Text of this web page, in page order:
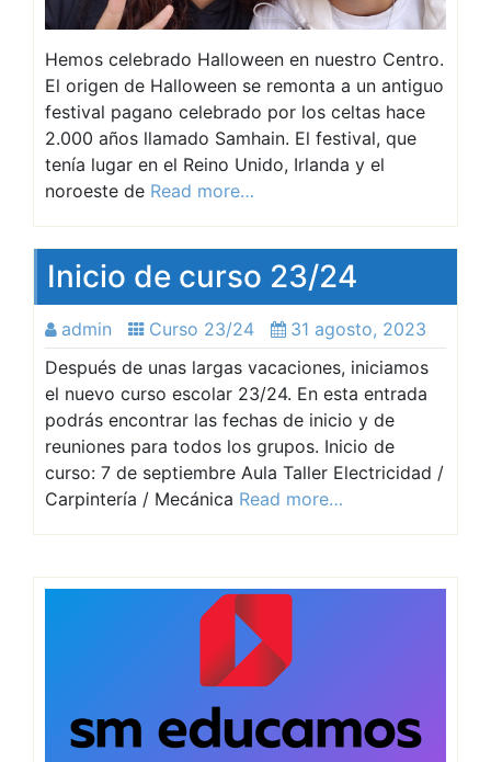
Hemos celebrado Halloween en nuestro Centro.
El origen de Halloween se remonta a un antiguo
festival pagano celebrado por los celtas hace
2.000 años llamado Samhain. El festival, que
tenía lugar en el Reino Unido, Irlanda y el
noroeste de Read more…
Inicio de curso 23/24
admin Curso 23/24
31 agosto, 2023
Después de unas largas vacaciones, iniciamos
el nuevo curso escolar 23/24. En esta entrada
podrás encontrar las fechas de inicio y de
reuniones para todos los grupos. Inicio de
curso: 7 de septiembre Aula Taller Electricidad /
Carpintería / Mecánica Read more…